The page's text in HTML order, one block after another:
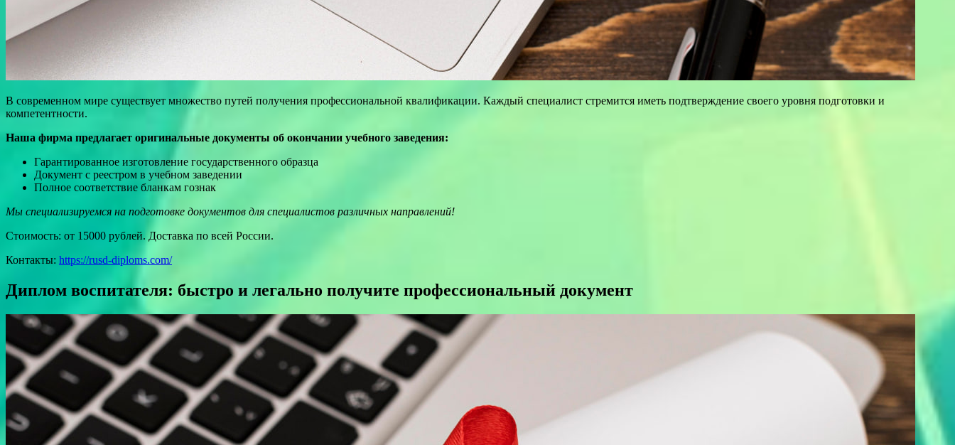
В современном мире существует множество путей получения профессиональной квалификации. Каждый специалист стремится иметь подтверждение своего уровня подготовки и
компетентности.
Наша фирма предлагает оригинальные документы об окончании учебного заведения:
Гарантированное изготовление государственного образца
Документ с реестром в учебном заведении
Полное соответствие бланкам гознак
Мы специализируемся на подготовке документов для специалистов различных направлений!
Стоимость: от 15000 рублей. Доставка по всей России.
Контакты: https://rusd-diploms.com/
Диплом воспитателя: быстро и легально получите профессиональный документ